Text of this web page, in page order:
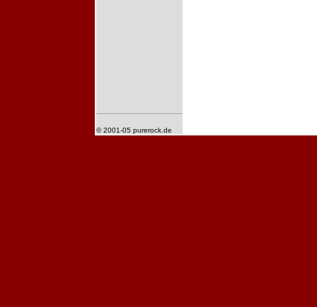
© 2001-05 purerock.de